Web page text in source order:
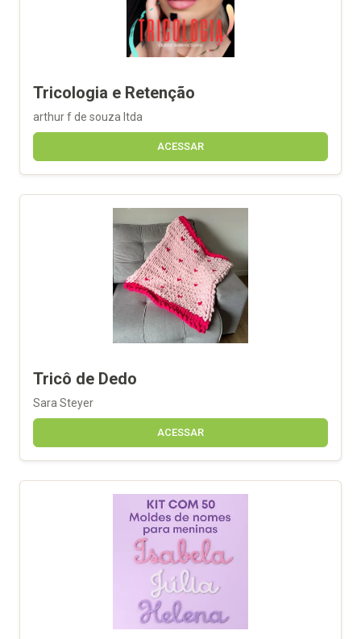
Tricologia e Retenção
arthur f de souza ltda
ACESSAR
Tricô de Dedo
Sara Steyer
ACESSAR